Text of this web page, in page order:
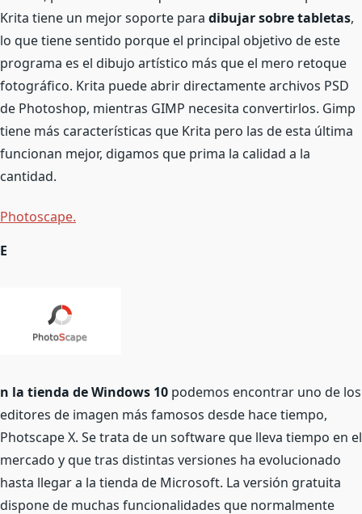
Krita tiene un mejor soporte para dibujar sobre tabletas,
lo que tiene sentido porque el principal objetivo de este
programa es el dibujo artístico más que el mero retoque
fotográfico. Krita puede abrir directamente archivos PSD
de Photoshop, mientras GIMP necesita convertirlos. Gimp
tiene más características que Krita pero las de esta última
funcionan mejor, digamos que prima la calidad a la
cantidad.
Photoscape.
E
n la tienda de Windows 10 podemos encontrar uno de los
editores de imagen más famosos desde hace tiempo,
Photscape X. Se trata de un software que lleva tiempo en el
mercado y que tras distintas versiones ha evolucionado
hasta llegar a la tienda de Microsoft. La versión gratuita
dispone de muchas funcionalidades que normalmente